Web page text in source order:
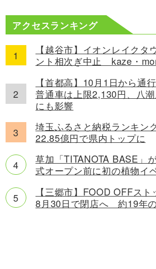
アクセスランキング
【越谷市】イオンレイクタ
ント相次ぎ中止 kaze・
【首都高】10月1日から通
普通車は上限2,130円、八
にも影響
埼玉ふるさと納税ランキン
22.85億円で県内トップに
草加「TITANOTA BASE」
式オープン前に初の植物イ
【三郷市】FOOD OFFス
8月30日で閉店へ 約19年